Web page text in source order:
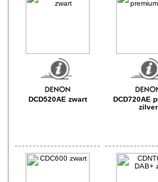
DCD520AE zwart
DCD720AE
zilver